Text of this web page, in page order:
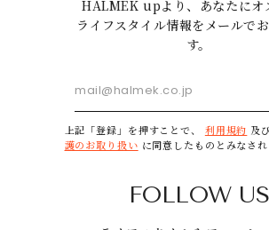
HALMEK upより、あなたにオ
ライフスタイル情報をメールで
す。
上記「登録」を押すことで、 利用規約 及
護のお取り扱い に同意したものとみなされ
FOLLOW US